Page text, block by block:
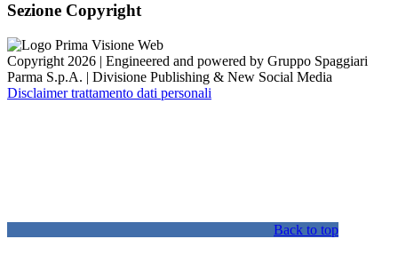
Sezione Copyright
Copyright 2026 | Engineered and powered by Gruppo Spaggiari
Parma S.p.A. | Divisione Publishing & New Social Media
Disclaimer trattamento dati personali
Back to top